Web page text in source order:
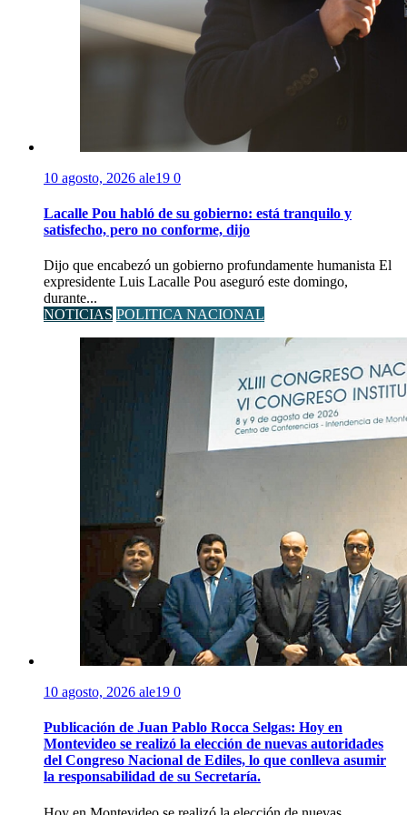
10 agosto, 2026 ale19 0
Lacalle Pou habló de su gobierno: está tranquilo y
satisfecho, pero no conforme, dijo
Dijo que encabezó un gobierno profundamente humanista El
expresidente Luis Lacalle Pou aseguró este domingo,
durante...
NOTICIAS POLITICA NACIONAL
10 agosto, 2026 ale19 0
Publicación de Juan Pablo Rocca Selgas: Hoy en
Montevideo se realizó la elección de nuevas autoridades
del Congreso Nacional de Ediles, lo que conlleva asumir
la responsabilidad de su Secretaría.